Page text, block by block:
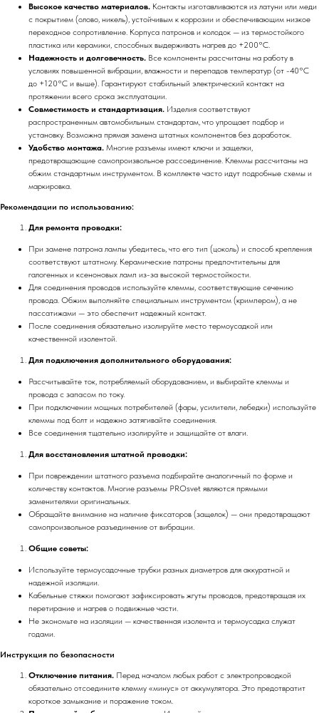
Высокое качество материалов. Контакты изготавливаются из латуни или меди
с покрытием (олово, никель), устойчивым к коррозии и обеспечивающим низкое
переходное сопротивление. Корпуса патронов и колодок — из термостойкого
пластика или керамики, способных выдерживать нагрев до +200°C.
Надежность и долговечность. Все компоненты рассчитаны на работу в
условиях повышенной вибрации, влажности и перепадов температур (от -40°C
до +120°C и выше). Гарантируют стабильный электрический контакт на
протяжении всего срока эксплуатации.
Совместимость и стандартизация. Изделия соответствуют
распространенным автомобильным стандартам, что упрощает подбор и
установку. Возможна прямая замена штатных компонентов без доработок.
Удобство монтажа. Многие разъемы имеют ключи и защелки,
предотвращающие самопроизвольное рассоединение. Клеммы рассчитаны на
обжим стандартным инструментом. В комплекте часто идут подробные схемы и
маркировка.
Рекомендации по использованию:
Для ремонта проводки:
При замене патрона лампы убедитесь, что его тип (цоколь) и способ крепления
соответствуют штатному. Керамические патроны предпочтительны для
галогенных и ксеноновых ламп из-за высокой термостойкости.
Для соединения проводов используйте клеммы, соответствующие сечению
провода. Обжим выполняйте специальным инструментом (кримпером), а не
пассатижами — это обеспечит надежный контакт.
После соединения обязательно изолируйте место термоусадкой или
качественной изолентой.
Для подключения дополнительного оборудования:
Рассчитывайте ток, потребляемый оборудованием, и выбирайте клеммы и
провода с запасом по току.
При подключении мощных потребителей (фары, усилители, лебедки) используйте
клеммы под болт и надежно затягивайте соединения.
Все соединения тщательно изолируйте и защищайте от влаги.
Для восстановления штатной проводки:
При повреждении штатного разъема подбирайте аналогичный по форме и
количеству контактов. Многие разъемы PROsvet являются прямыми
заменителями оригинальных.
Обращайте внимание на наличие фиксаторов (защелок) — они предотвращают
самопроизвольное разъединение от вибрации.
Общие советы:
Используйте термоусадочные трубки разных диаметров для аккуратной и
надежной изоляции.
Кабельные стяжки помогают зафиксировать жгуты проводов, предотвращая их
перетирание и нагрев о подвижные части.
Не экономьте на изоляции — качественная изолента и термоусадка служат
годами.
Инструкция по безопасности
Отключение питания. Перед началом любых работ с электропроводкой
обязательно отсоедините клемму «минус» от аккумулятора. Это предотвратит
короткое замыкание и поражение током.